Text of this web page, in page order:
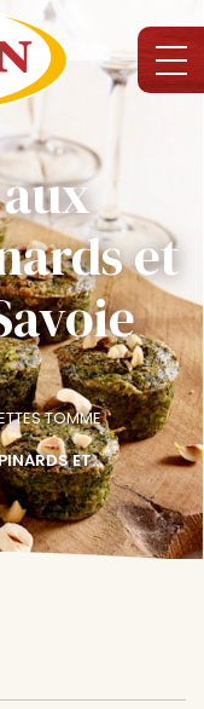
et
TOMME
ET...